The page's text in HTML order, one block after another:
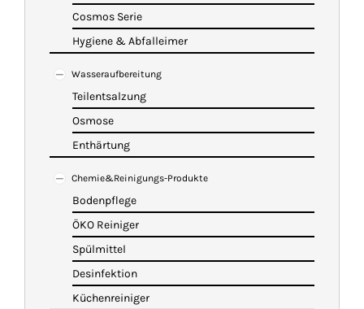
Cosmos Serie
Hygiene & Abfalleimer
Wasseraufbereitung
Teilentsalzung
Osmose
Enthärtung
Chemie&Reinigungs-Produkte
Bodenpflege
ÖKO Reiniger
Spülmittel
Desinfektion
Küchenreiniger